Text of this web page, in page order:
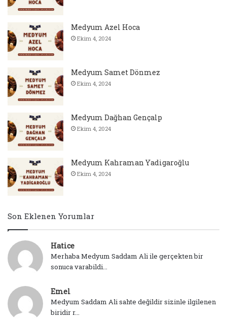
Medyum Azel Hoca
Ekim 4, 2024
Medyum Samet Dönmez
Ekim 4, 2024
Medyum Dağhan Gençalp
Ekim 4, 2024
Medyum Kahraman Yadigaroğlu
Ekim 4, 2024
Son Eklenen Yorumlar
Hatice
Merhaba Medyum Saddam Ali ile gerçekten bir
sonuca varabildi...
Emel
Medyum Saddam Ali sahte değildir sizinle ilgilenen
biridir r...